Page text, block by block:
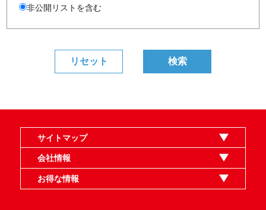
非公開リストを含む
サイトマップ
オンラインショップ
買取
記事
選手一覧
デッキ検索
デッキ構築
イベント・大会
店舗のご案内
お問い合わせ
ヘルプ
FAQ
会社情報
利用規約
スタッフ募集
特定商取引法表示
個人情報保護指針
企業情報
お得な情報